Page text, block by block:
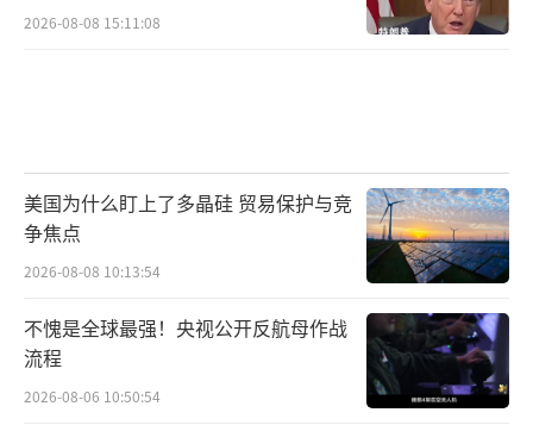
2026-08-08 15:11:08
美国为什么盯上了多晶硅 贸易保护与竞
争焦点
2026-08-08 10:13:54
不愧是全球最强！央视公开反航母作战
流程
2026-08-06 10:50:54